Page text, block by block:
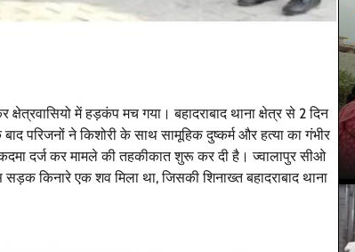
में हड़कंप मच गया। बहादराबाद थाना क्षेत्र से 2 दिन
परिजनों ने किशोरी के साथ सामूहिक दुष्कर्म और हत्या का गंभीर
दर्ज कर मामले की तहकीकात शुरू कर दी है। ज्वालापुर सीओ
सड़क किनारे एक शव मिला था, जिसकी शिनाख्त बहादराबाद थाना